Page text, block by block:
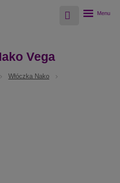
Vyhledávání
Rozbalení
Vega
Włóczka Nako